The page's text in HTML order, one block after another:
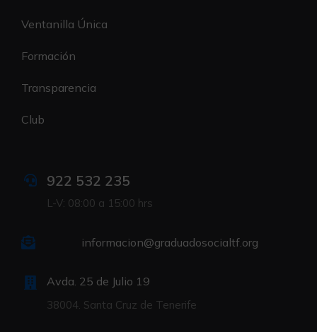
Ventanilla Única
Formación
Transparencia
Club
922 532 235
L-V: 08:00 a 15:00 hrs
informacion@graduadosocialtf.org
Avda. 25 de Julio 19
38004. Santa Cruz de Tenerife